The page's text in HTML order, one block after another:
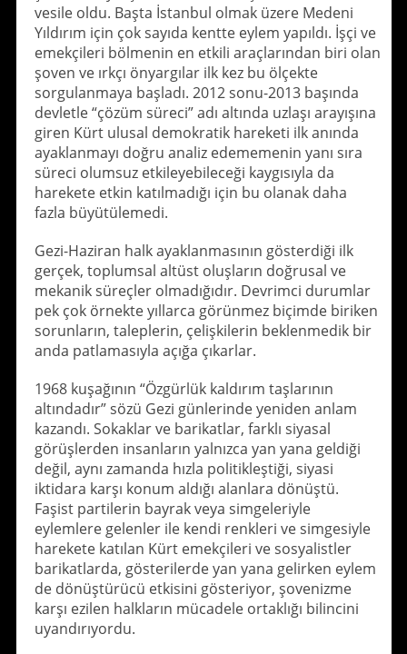
vesile oldu. Başta İstanbul olmak üzere Medeni
Yıldırım için çok sayıda kentte eylem yapıldı. İşçi ve
emekçileri bölmenin en etkili araçlarından biri olan
şoven ve ırkçı önyargılar ilk kez bu ölçekte
sorgulanmaya başladı. 2012 sonu-2013 başında
devletle “çözüm süreci” adı altında uzlaşı arayışına
giren Kürt ulusal demokratik hareketi ilk anında
ayaklanmayı doğru analiz edememenin yanı sıra
süreci olumsuz etkileyebileceği kaygısıyla da
harekete etkin katılmadığı için bu olanak daha
fazla büyütülemedi.
Gezi-Haziran halk ayaklanmasının gösterdiği ilk
gerçek, toplumsal altüst oluşların doğrusal ve
mekanik süreçler olmadığıdır. Devrimci durumlar
pek çok örnekte yıllarca görünmez biçimde biriken
sorunların, taleplerin, çelişkilerin beklenmedik bir
anda patlamasıyla açığa çıkarlar.
1968 kuşağının “Özgürlük kaldırım taşlarının
altındadır” sözü Gezi günlerinde yeniden anlam
kazandı. Sokaklar ve barikatlar, farklı siyasal
görüşlerden insanların yalnızca yan yana geldiği
değil, aynı zamanda hızla politikleştiği, siyasi
iktidara karşı konum aldığı alanlara dönüştü.
Faşist partilerin bayrak veya simgeleriyle
eylemlere gelenler ile kendi renkleri ve simgesiyle
harekete katılan Kürt emekçileri ve sosyalistler
barikatlarda, gösterilerde yan yana gelirken eylem
de dönüştürücü etkisini gösteriyor, şovenizme
karşı ezilen halkların mücadele ortaklığı bilincini
uyandırıyordu.